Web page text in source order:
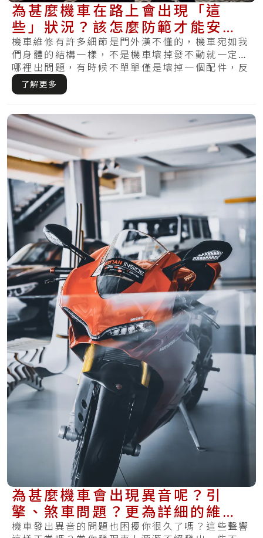
為甚麼機車在路上會出現「這
些」狀況？該怎麼防範才能安全
上路？
機車維修有許多細節是門外漢不懂的，機車宛如我
們身體的結構一樣，不是機車壞掉發不動就一定是
哪裡出問題，有時候不單單僅是壞掉一個配件，反
而需.....
了解更多
為甚麼機車會出現異音呢？引
擎、煞車問題？更為詳細的維修
處理方法在這裡
機車發出異音的問題也困擾你很久了嗎？這些聲響